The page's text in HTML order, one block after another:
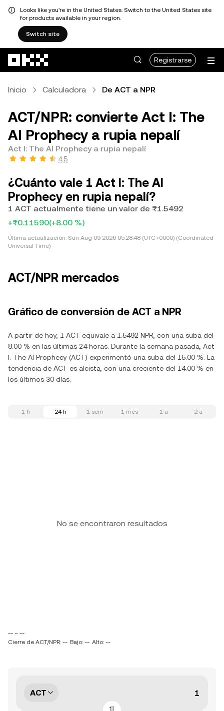
Looks like you're in the United States. Switch to the United States site
for products available in your region.
Switch site
Registrarse
Inicio Calculadora De ACT a NPR
ACT/NPR: convierte Act I: The
AI Prophecy a rupia nepalí
Act I: The AI Prophecy a rupia nepalí
4.5
¿Cuánto vale 1 Act I: The AI
Prophecy en rupia nepalí?
1 ACT actualmente tiene un valor de ₨1.5492
+₨0.11590(+8.00 %)
Última actualización: Sun Aug 09 2026 05:28:48 (UTC+0000) (Coordinated
Universal Time)
ACT/NPR mercados
Gráfico de conversión de ACT a NPR
A partir de hoy, 1 ACT equivale a 1.5492 NPR, con una suba del
8.00 % en las últimas 24 horas. Durante la semana pasada, Act
I: The AI Prophecy (ACT) experimentó una suba del 15.00 %. La
tendencia de ACT es alcista, con una creciente del 14.00 % en
los últimos 30 días.
1 h 24 h 1 sem 1 mes 1 a 2 a
No se encontraron resultados
-- ~ --
Cierre de ACT/NPR: -- Bajo: -- Alto: --
ACT